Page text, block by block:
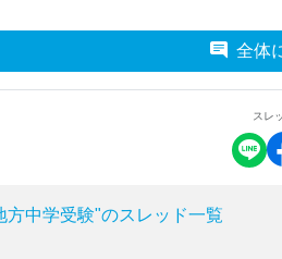
全体
スレ
方中学受験"のスレッド一覧